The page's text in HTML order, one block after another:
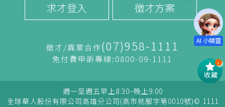
求才登入 徵才方案
徵才/異業合作(07)958-1111
免付費申訴專線:0800-09-1111
週一至週五早上8:30~晚上9:00
全球華人股份有限公司高雄分公司(高市就服字第0010號)© 1111
收藏
!